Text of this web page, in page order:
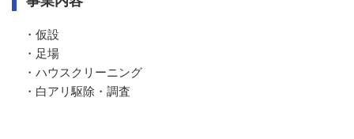
・仮設
・足場
・ハウスクリーニング
・白アリ駆除・調査